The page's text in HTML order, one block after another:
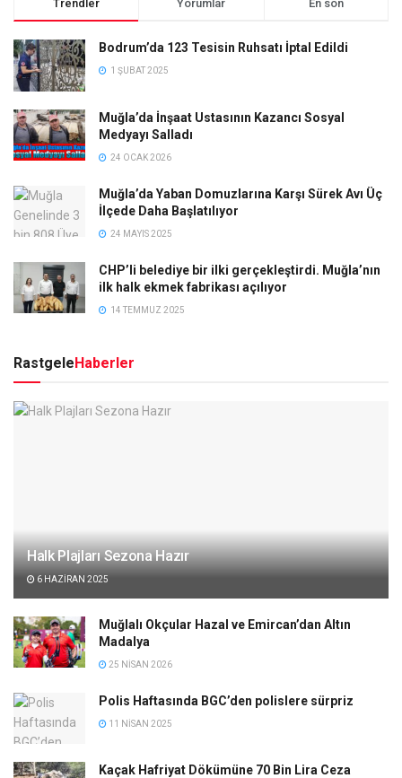
Trendler Yorumlar En son
Bodrum’da 123 Tesisin Ruhsatı İptal Edildi
1 ŞUBAT 2025
Muğla’da İnşaat Ustasının Kazancı Sosyal
Medyayı Salladı
24 OCAK 2026
Muğla’da Yaban Domuzlarına Karşı Sürek Avı Üç
İlçede Daha Başlatılıyor
24 MAYIS 2025
CHP’li belediye bir ilki gerçekleştirdi. Muğla’nın
ilk halk ekmek fabrikası açılıyor
14 TEMMUZ 2025
RastgeleHaberler
Halk Plajları Sezona Hazır
6 HAZIRAN 2025
Muğlalı Okçular Hazal ve Emircan’dan Altın
Madalya
25 NISAN 2026
Polis Haftasında BGC’den polislere sürpriz
11 NISAN 2025
Kaçak Hafriyat Dökümüne 70 Bin Lira Ceza